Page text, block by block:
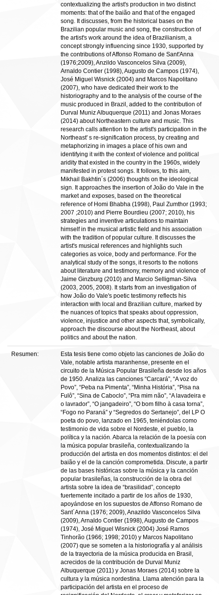
contextualizing the artist's production in two distinct
moments: that of the baião and that of the engaged
song. It discusses, from the historical bases on the
Brazilian popular music and song, the construction of
the artist's work around the idea of Brazilianism, a
concept strongly influencing since 1930, supported by
the contributions of Affonso Romano de Sant'Anna
(1976;2009), Anzildo Vasconcelos Silva (2009),
Arnaldo Contier (1998), Augusto de Campos (1974),
José Miguel Wisnick (2004) and Marcos Napolitano
(2007), who have dedicated their work to the
historiography and to the analysis of the course of the
music produced in Brazil, added to the contribution of
Durval Muniz Albuquerque (2011) and Jonas Moraes
(2014) about Northeastern culture and music. This
research calls attention to the artist's participation in the
Northeast' s re-signification process, by creating and
metaphorizing in images a place of his own and
identifying it with the context of violence and political
aridity that existed in the country in the 1960s, widely
manifested in protest songs. It follows, to this aim,
Mikhail Bakhtin´s (2006) thoughts on the ideological
sign. It approaches the insertion of João do Vale in the
market and exposes, based on the theoretical
reference of Homi Bhabha (1998), Paul Zumthor (1993;
2007 ;2010) and Pierre Bourdieu (2007; 2010), his
strategies and inventive articulations to maintain
himself in the musical artistic field and his association
with the tradition of popular culture. It discusses the
artist's musical references and highlights such
categories as voice, body and performance. For the
analytical study of the songs, it resorts to the notions
about literature and testimony, memory and violence of
Jaime Ginzburg (2010) and Marcio Selligman-Silva
(2003, 2005, 2008). It starts from an investigation of
how João do Vale's poetic testimony reflects his
interaction with local and Brazilian culture, marked by
the nuances of topics that speaks about oppression,
violence, injustice and other aspects that, symbolically,
approach the discourse about the Northeast, about
politics and about the nation.
Resumen:
Esta tesis tiene como objeto las canciones de João do
Vale, notable artista maranhense, presente en el
circuito de la Música Popular Brasileña desde los años
de 1950. Analiza las canciones “Carcará”, “A voz do
Povo”, “Peba na Pimenta”, “Minha História”, “Pisa na
Fulô”, “Sina de Caboclo”, “Pra mim não”, “A lavadeira e
o lavrador”, “O jangadeiro”, “O bom filho à casa torna”,
“Fogo no Paraná” y “Segredos do Sertanejo”, del LP O
poeta do povo, lanzado en 1965, teniéndolas como
testimonio de vida sobre el Nordeste, el pueblo, la
política y la nación. Abarca la relación de la poesía con
la música popular brasileña, contextualizando la
producción del artista en dos momentos distintos: el del
baião y el de la canción comprometida. Discute, a partir
de las bases históricas sobre la música y la canción
popular brasileñas, la construcción de la obra del
artista sobre la idea de “brasilidad”, concepto
fuertemente incitado a partir de los años de 1930,
apoyándose en los supuestos de Affonso Romano de
Sant´Anna (1976; 2009), Anazildo Vasconcelos Silva
(2009), Arnaldo Contier (1998), Augusto de Campos
(1974), José Miguel Wisnick (2004) José Ramos
Tinhorão (1966; 1998; 2010) y Marcos Napolitano
(2007) que se someten a la historiografía y al análisis
de la trayectoria de la música producida en Brasil,
acrecidos de la contribución de Durval Muniz
Albuquerque (2011) y Jonas Moraes (2014) sobre la
cultura y la música nordestina. Llama atención para la
participación del artista en el proceso de